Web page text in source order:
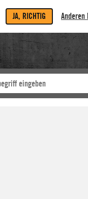
JA, RICHTIG Anderen